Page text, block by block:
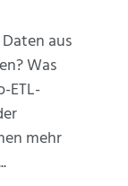
aus
Was
ETL-
mehr